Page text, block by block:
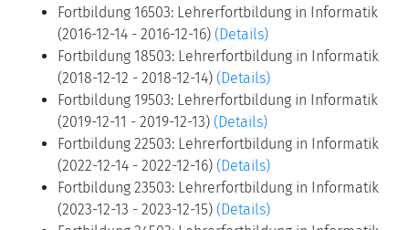
Fortbildung 16503: Lehrerfortbildung in Informatik
(2016-12-14 - 2016-12-16) (Details)
Fortbildung 18503: Lehrerfortbildung in Informatik
(2018-12-12 - 2018-12-14) (Details)
Fortbildung 19503: Lehrerfortbildung in Informatik
(2019-12-11 - 2019-12-13) (Details)
Fortbildung 22503: Lehrerfortbildung in Informatik
(2022-12-14 - 2022-12-16) (Details)
Fortbildung 23503: Lehrerfortbildung in Informatik
(2023-12-13 - 2023-12-15) (Details)